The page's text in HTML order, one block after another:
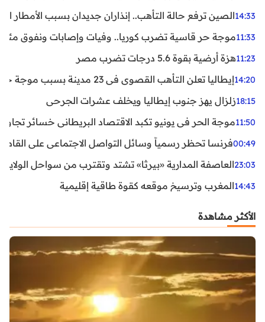
14:33الصين ترفع حالة التأهب.. إنذاران جديدان بسبب الأمطار
11:33موجة حر قاسية تضرب كوريا.. وفيات وإصابات ونفوق مئات
11:23هزة أرضية بقوة 5.6 درجات تضرب مصر
14:20إيطاليا تعلن التأهب القصوى في 23 مدينة بسبب موجة حر شديدة
18:15زلزال يهز جنوب إيطاليا ويخلف عشرات الجرحى
11:50موجة الحر في يونيو تكبد الاقتصاد البريطاني خسائر تجاوزت 1.5 مليار
00:49فرنسا تحظر رسمياً وسائل التواصل الاجتماعي على القاصرين
23:03العاصفة المدارية «بيرثا» تشتد وتقترب من سواحل
14:43المغرب وترسيخ موقعه كقوة طاقية إقليمية
الأكثر مشاهدة